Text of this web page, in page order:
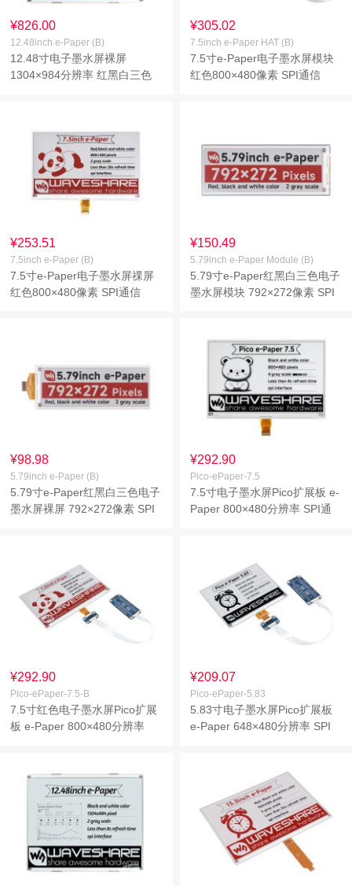
¥826.00
12.48inch e-Paper (B)
12.48寸电子墨水屏裸屏
1304×984分辨率 红黑白三色
¥305.02
7.5inch e-Paper HAT (B)
7.5寸e-Paper电子墨水屏模块
红色800×480像素 SPI通信
¥253.51
7.5inch e-Paper (B)
7.5寸e-Paper电子墨水屏祼屏
红色800×480像素 SPI通信
¥150.49
5.79inch e-Paper Module (B)
5.79寸e-Paper红黑白三色电子
墨水屏模块 792×272像素 SPI
¥98.98
5.79inch e-Paper (B)
5.79寸e-Paper红黑白三色电子
墨水屏裸屏 792×272像素 SPI
¥292.90
Pico-ePaper-7.5
7.5寸电子墨水屏Pico扩展板 e-
Paper 800×480分辨率 SPI通
¥292.90
Pico-ePaper-7.5-B
7.5寸红色电子墨水屏Pico扩展
板 e-Paper 800×480分辨率
¥209.07
Pico-ePaper-5.83
5.83寸电子墨水屏Pico扩展板
e-Paper 648×480分辨率 SPI